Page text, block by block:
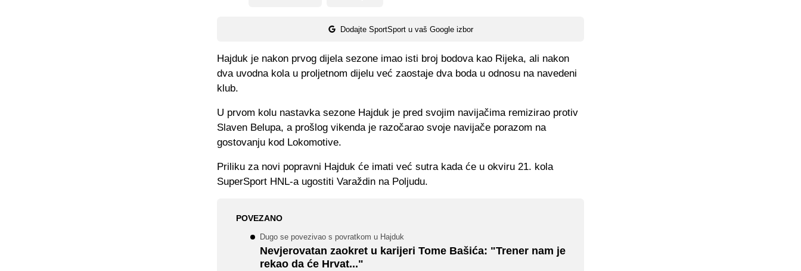
Dodajte SportSport u vaš Google izbor
Hajduk je nakon prvog dijela sezone imao isti broj bodova kao Rijeka, ali nakon
dva uvodna kola u proljetnom dijelu već zaostaje dva boda u odnosu na navedeni
klub.
U prvom kolu nastavka sezone Hajduk je pred svojim navijačima remizirao protiv
Slaven Belupa, a prošlog vikenda je razočarao svoje navijače porazom na
gostovanju kod Lokomotive.
Priliku za novi popravni Hajduk će imati već sutra kada će u okviru 21. kola
SuperSport HNL-a ugostiti Varaždin na Poljudu.
POVEZANO
Dugo se povezivao s povratkom u Hajduk
Nevjerovatan zaokret u karijeri Tome Bašića: "Trener nam je
rekao da će Hrvat..."